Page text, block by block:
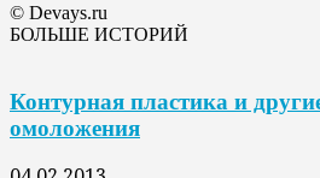
© Devays.ru
БОЛЬШЕ ИСТОРИЙ
Контурная пластика и
омоложения